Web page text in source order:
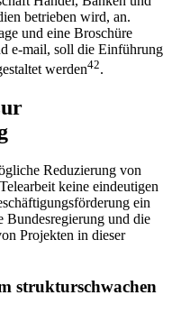
betrieben wird, an.
und eine Broschüre
e-mail, soll die Einführung
werden42.
Reduzierung von
keine eindeutigen
ein
Bundesregierung und die
Projekten in dieser
strukturschwachen